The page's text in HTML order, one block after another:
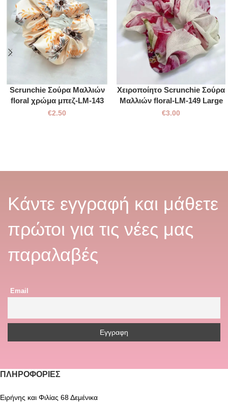
Scrunchie Σούρα Μαλλιών
floral χρώμα μπεζ-LM-143
€2.50
Χειροποίητο Scrunchie Σούρα
Μαλλιών floral-LM-149 Large
€3.00
Κάντε εγγραφή και μάθετε
πρώτοι για τις νέες μας
παραλαβές
Email
ΠΛΗΡΟΦΟΡΊΕΣ
Ειρήνης και Φιλίας 68 Δεμένικα